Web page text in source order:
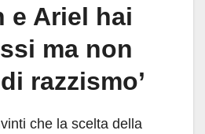
e Ariel hai
ma non
razzismo’
che la scelta della